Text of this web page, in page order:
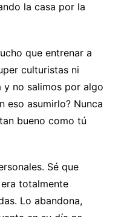
la casa por la
que entrenar a
culturistas ni
no salimos por algo
eso asumirlo? Nunca
bueno como tú
Sé que
totalmente
Lo abandona,